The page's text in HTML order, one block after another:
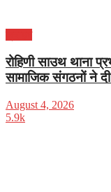
रोहिणी साउथ थाना
सामाजिक संगठनों ने दी
August 4, 2026
5.9k